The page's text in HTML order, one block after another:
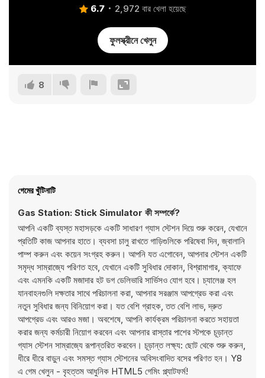
6.7 2,972 বার খেলা হয়েছে
ফুলস্ক্রীনে খেলুন
8
গেমের খুঁটিনাটি
Gas Station: Stick Simulator কী সম্পর্কে?
আপনি একটি ব্যস্ত মহাসড়কে একটি সাধারণ গ্যাস স্টেশন দিয়ে শুরু করেন, যেখানে
প্রতিটি কাজ আপনার হাতে। ব্যবসা চালু রাখতে গাড়িগুলিকে পরিষেবা দিন, জ্বালানি
পাম্প করুন এবং কয়েন সংগ্রহ করুন। আপনি যত এগোবেন, আপনার স্টেশন একটি
সমৃদ্ধ সাম্রাজ্যে পরিণত হবে, যেখানে একটি সুবিধার দোকান, বিশ্রামাগার, ক্যাফে
এবং এমনকি একটি মজাদার হট ডগ ডেলিভারি সার্ভিসও যোগ হবে। চ্যালেঞ্জ হল
যানবাহনগুলি দক্ষতার সাথে পরিচালনা করা, আপনার সরঞ্জাম আপগ্রেড করা এবং
নতুন সুবিধার জন্য বিনিয়োগ করা। যত বেশি গ্রাহক, তত বেশি লাভ, দ্রুত
আপগ্রেড এবং আরও মজা। অবশেষে, আপনি কার্যক্রম পরিচালনা করতে সহায়তা
করার জন্য কর্মচারী নিয়োগ করবেন এবং আপনার রাস্তার পাশের স্টপকে চূড়ান্ত
গ্যাস স্টেশন সাম্রাজ্যে রূপান্তরিত করবেন। চূড়ান্ত লক্ষ্য: ছোট থেকে শুরু করুন,
ধীরে ধীরে বাড়ুন এবং সমস্ত গ্যাস স্টেশনের অবিসংবাদিত বসের পরিণত হন। Y8
এ গেম খেলুন - বৃহত্তম আধুনিক HTML5 গেমিং প্ল্যাটফর্ম!